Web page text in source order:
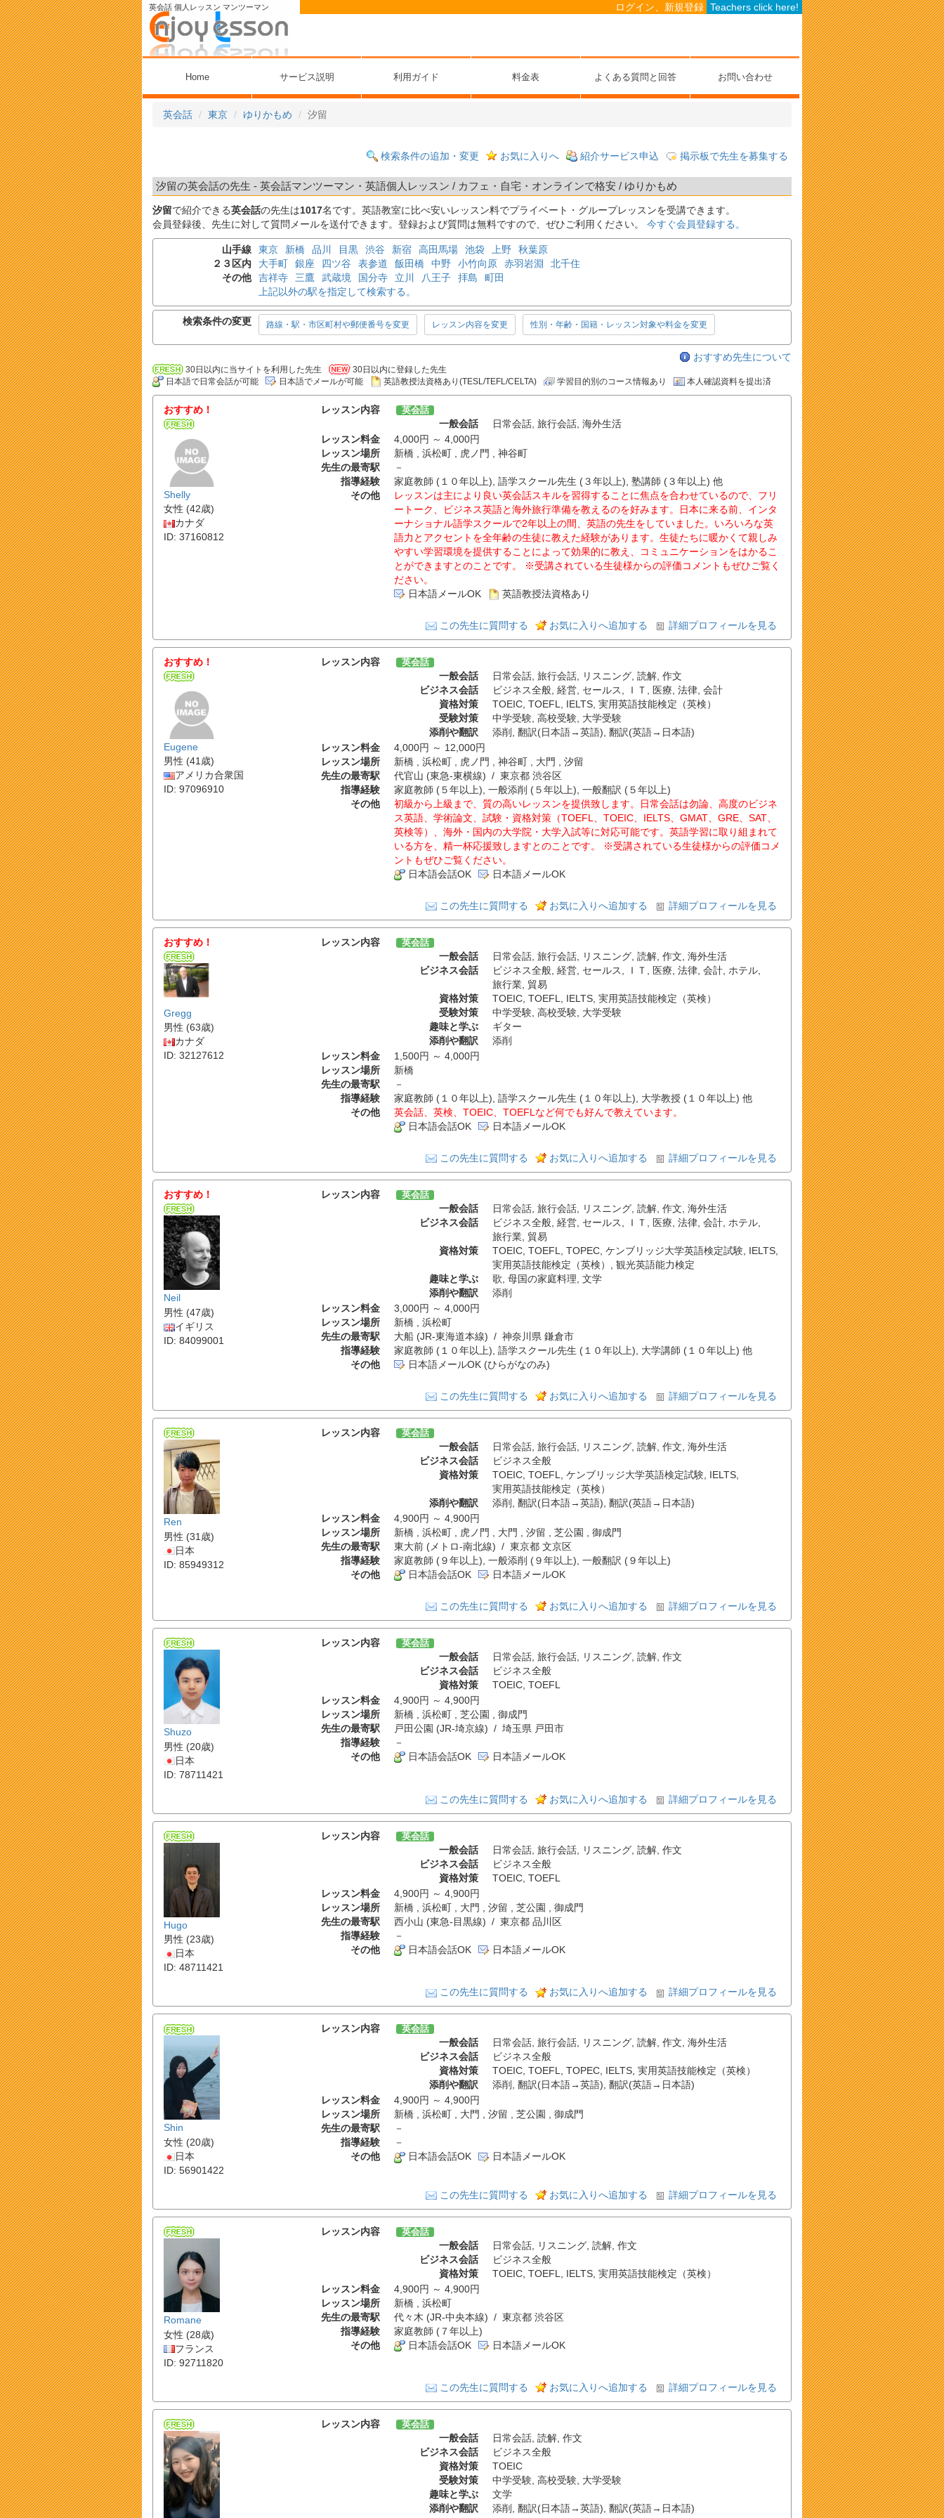
英会話 個人レッスン マンツーマン ログイン、新規登録 Teachers click here!
Home サービス説明 利用ガイド 料金表 よくある質問と回答 お問い合わせ
英会話 東京 ゆりかもめ 汐留
検索条件の追加・変更 お気に入りへ 紹介サービス申込 掲示板で先生を募集する
汐留の英会話の先生 - 英会話マンツーマン・英語個人レッスン / カフェ・自宅・オンラインで格安 / ゆりかもめ
汐留で紹介できる英会話の先生は1017名です。英語教室に比べ安いレッスン料でプライベート・グループレッスンを受講できます。
会員登録後、先生に対して質問メールを送付できます。登録および質問は無料ですので、ぜひご利用ください。 今すぐ会員登録する。
山手線 東京 新橋 品川 目黒 渋谷 新宿 高田馬場 池袋 上野
秋葉原
２３区内
大手町 銀座 四ツ谷 表参道 飯田橋 中野 小竹向原 赤羽岩淵
北千住
その他
吉祥寺 三鷹 武蔵境 国分寺 立川 八王子 拝島
町田
上記以外の駅を指定して検索する。
検索条件の変更 路線・駅・市区町村や郵便番号を変更 レッスン内容を変更 性別・年齢・国籍・レッスン対象や料金を変更
おすすめ先生について
30日以内に当サイトを利用した先生
30日以内に登録した先生
日本語で日常会話が可能
日本語でメールが可能 英語教授法資格あり(TESL/TEFL/CELTA) 学習目的別のコース情報あり 本人確認資料を提出済
おすすめ！
Shelly
女性 (42歳)
カナダ
ID: 37160812
レッスン内容 英会話
一般会話 日常会話, 旅行会話, 海外生活
レッスン料金
4,000円 ～ 4,000円
レッスン場所
新橋 , 浜松町 , 虎ノ門 , 神谷町
先生の最寄駅
－
指導経験
家庭教師 (１０年以上), 語学スクール先生 (３年以上), 塾講師 (３年以上) 他
その他
レッスンは主により良い英会話スキルを習得することに焦点を合わせているので、フリ
ートーク、ビジネス英語と海外旅行準備を教えるのを好みます。日本に来る前、インタ
ーナショナル語学スクールで2年以上の間、英語の先生をしていました。いろいろな英
語力とアクセントを全年齢の生徒に教えた経験があります。生徒たちに暖かくて親しみ
やすい学習環境を提供することによって効果的に教え、コミュニケーションをはかるこ
とができますとのことです。 ※受講されている生徒様からの評価コメントもぜひご覧く
ださい。
日本語メールOK
英語教授法資格あり
この先生に質問する お気に入りへ追加する 詳細プロフィールを見る
おすすめ！
Eugene
男性 (41歳)
アメリカ合衆国
ID: 97096910
レッスン内容 英会話
一般会話 日常会話, 旅行会話, リスニング, 読解, 作文
ビジネス会話
ビジネス全般, 経営, セールス ＩＴ 医療 法律, 会計
資格対策
TOEIC, TOEFL IELTS, 実用英語技能検定（英検）
受験対策
中学受験, 高校受験, 大学受験
添削や翻訳
添削 翻訳(日本語→英語) 翻訳(英語→日本語)
レッスン料金
4,000円 ～ 12,000円
レッスン場所
新橋 , 浜松町 , 虎ノ門 , 神谷町 , 大門 , 汐留
先生の最寄駅
代官山 (東急-東横線) / 東京都 渋谷区
指導経験
家庭教師 (５年以上), 一般添削 (５年以上), 一般翻訳 (５年以上)
その他
初級から上級まで、質の高いレッスンを提供致します。日常会話は勿論、高度のビジネ
ス英語、学術論文、試験・資格対策（TOEFL、TOEIC、IELTS、GMAT、GRE、SAT、
英検等）、海外・国内の大学院・大学入試等に対応可能です。英語学習に取り組まれて
いる方を、精一杯応援致しますとのことです。 ※受講されている生徒様からの評価コメ
ントもぜひご覧ください。
日本語会話OK
日本語メールOK
この先生に質問する お気に入りへ追加する 詳細プロフィールを見る
おすすめ！
Gregg
男性 (63歳)
カナダ
ID: 32127612
レッスン内容 英会話
一般会話 日常会話, 旅行会話, リスニング, 読解, 作文 海外生活
ビジネス会話
ビジネス全般, 経営, セールス ＩＴ 医療 法律, 会計, ホテル,
旅行業, 貿易
資格対策
TOEIC, TOEFL IELTS, 実用英語技能検定（英検）
受験対策
中学受験, 高校受験, 大学受験
趣味と学ぶ
ギター
添削や翻訳
添削
レッスン料金
1,500円 ～ 4,000円
レッスン場所
新橋
先生の最寄駅
－
指導経験
家庭教師 (１０年以上), 語学スクール先生 (１０年以上), 大学教授 (１０年以上) 他
その他
英会話、英検、TOEIC、TOEFLなど何でも好んで教えています。
日本語会話OK
日本語メールOK
この先生に質問する お気に入りへ追加する 詳細プロフィールを見る
おすすめ！
Neil
男性 (47歳)
イギリス
ID: 84099001
レッスン内容 英会話
一般会話 日常会話, 旅行会話, リスニング, 読解, 作文 海外生活
ビジネス会話
ビジネス全般, 経営, セールス ＩＴ 医療 法律, 会計, ホテル,
旅行業, 貿易
資格対策
TOEIC, TOEFL TOPEC, ケンブリッジ大学英語検定試験, IELTS,
実用英語技能検定（英検）
観光英語能力検定
趣味と学ぶ
歌 母国の家庭料理 文学
添削や翻訳
添削
レッスン料金
3,000円 ～ 4,000円
レッスン場所
新橋 , 浜松町
先生の最寄駅
大船 (JR-東海道本線) / 神奈川県 鎌倉市
指導経験
家庭教師 (１０年以上), 語学スクール先生 (１０年以上), 大学講師 (１０年以上) 他
その他
日本語メールOK (ひらがなのみ)
この先生に質問する お気に入りへ追加する 詳細プロフィールを見る
Ren
男性 (31歳)
日本
ID: 85949312
レッスン内容 英会話
一般会話 日常会話, 旅行会話, リスニング, 読解, 作文 海外生活
ビジネス会話
ビジネス全般
資格対策
TOEIC, TOEFL ケンブリッジ大学英語検定試験, IELTS,
実用英語技能検定（英検）
添削や翻訳
添削 翻訳(日本語→英語) 翻訳(英語→日本語)
レッスン料金
4,900円 ～ 4,900円
レッスン場所
新橋 , 浜松町 , 虎ノ門 , 大門 , 汐留 , 芝公園 , 御成門
先生の最寄駅
東大前 (メトロ-南北線) / 東京都 文京区
指導経験
家庭教師 (９年以上), 一般添削 (９年以上), 一般翻訳 (９年以上)
その他
日本語会話OK 日本語メールOK
この先生に質問する お気に入りへ追加する 詳細プロフィールを見る
Shuzo
男性 (20歳)
日本
ID: 78711421
レッスン内容 英会話
一般会話 日常会話, 旅行会話, リスニング, 読解, 作文
ビジネス会話
ビジネス全般
資格対策
TOEIC, TOEFL
レッスン料金
4,900円 ～ 4,900円
レッスン場所
新橋 , 浜松町 , 芝公園 , 御成門
先生の最寄駅
戸田公園 (JR-埼京線) / 埼玉県 戸田市
指導経験
－
その他
日本語会話OK 日本語メールOK
この先生に質問する お気に入りへ追加する 詳細プロフィールを見る
Hugo
男性 (23歳)
日本
ID: 48711421
レッスン内容 英会話
一般会話 日常会話, 旅行会話, リスニング, 読解, 作文
ビジネス会話
ビジネス全般
資格対策
TOEIC, TOEFL
レッスン料金
4,900円 ～ 4,900円
レッスン場所
新橋 , 浜松町 , 大門 , 汐留 , 芝公園 , 御成門
先生の最寄駅
西小山 (東急-目黒線) / 東京都 品川区
指導経験
－
その他
日本語会話OK 日本語メールOK
この先生に質問する お気に入りへ追加する 詳細プロフィールを見る
Shin
女性 (20歳)
日本
ID: 56901422
レッスン内容 英会話
一般会話 日常会話, 旅行会話, リスニング, 読解, 作文, 海外生活
ビジネス会話
ビジネス全般
資格対策
TOEIC, TOEFL, TOPEC, IELTS, 実用英語技能検定（英検）
添削や翻訳
添削 , 翻訳(日本語→英語), 翻訳(英語→日本語)
レッスン料金
4,900円 ～ 4,900円
レッスン場所
新橋 , 浜松町 , 大門 , 汐留 , 芝公園 , 御成門
先生の最寄駅
－
指導経験
－
その他
日本語会話OK 日本語メールOK
この先生に質問する お気に入りへ追加する 詳細プロフィールを見る
Romane
女性 (28歳)
フランス
ID: 92711820
レッスン内容 英会話
一般会話 日常会話, リスニング, 読解, 作文
ビジネス会話
ビジネス全般
資格対策
TOEIC, TOEFL IELTS, 実用英語技能検定（英検）
レッスン料金
4,900円 ～ 4,900円
レッスン場所
新橋 , 浜松町
先生の最寄駅
代々木 (JR-中央本線) / 東京都 渋谷区
指導経験
家庭教師 (７年以上)
その他
日本語会話OK 日本語メールOK
この先生に質問する お気に入りへ追加する 詳細プロフィールを見る
レッスン内容 英会話
一般会話 日常会話, 読解, 作文
ビジネス会話
ビジネス全般
資格対策
TOEIC
受験対策
中学受験, 高校受験, 大学受験
趣味と学ぶ
文学
添削や翻訳
添削 翻訳(日本語→英語) 翻訳(英語→日本語)